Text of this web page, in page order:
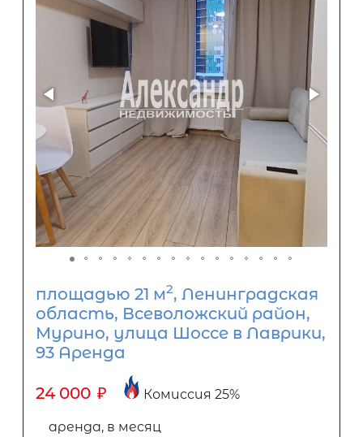
площадью 21 м2, Ленинградская
область, Всеволожский район,
Мурино, улица Шоссе в Лаврики,
93 Аренда
24 000 ₽ Комиссия 25%
аренда, в месяц